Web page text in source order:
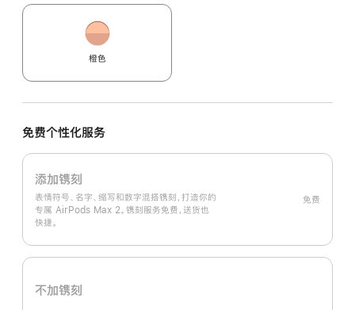
橙色
免费个性化服务
添加镌刻
表情符号、名字、缩写和数字混搭镌刻，打造你的
专属 AirPods Max 2。镌刻服务免费，送货也
快捷。
免费
不加镌刻